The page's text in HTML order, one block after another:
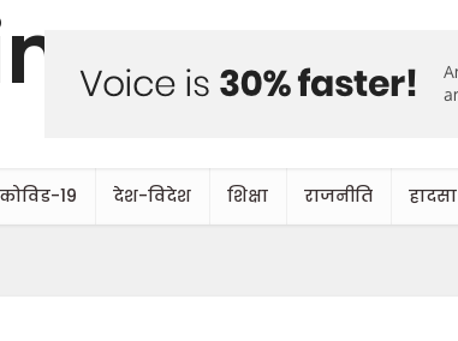
कोविड-19 देश-विदेश शिक्षा राजनीति हादसा